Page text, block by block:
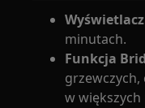
minutach.
Funkcja
w większych